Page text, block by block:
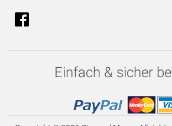
Einfach & sicher